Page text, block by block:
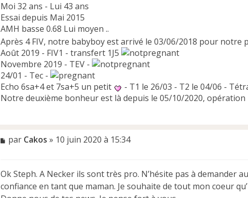
o
n
l
u
Moi 32 ans - Lui 43 ans
Essai depuis Mai 2015
AMH basse 0.68 Lui moyen ..
Après 4 FIV, notre babyboy est arrivé le 03/06/2018 pour notre
Août 2019 - FIV1 - transfert 1J5
Novembre 2019 - TEV -
24/01 - Tec -
Echo 6sa+4 et 7sa+5 un petit
- T1 le 26/03 - T2 le 04/06 -
Notre deuxième bonheur est là depuis le 05/10/2020,
M
s
a
g
par Cakos » 10 juin 2020 à 15:34
Ok Steph. A Necker ils sont très pro. N’hésite pas à demander
confiance en tant que maman. Je souhaite de tout mon coeur